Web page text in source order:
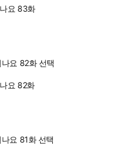
요 83화
요 82화 선택
요 82화
요 81화 선택